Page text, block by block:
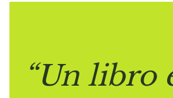
“Un libro